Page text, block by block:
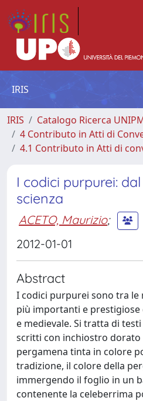
IRIS
IRIS
Catalogo Ricerca
4 Contributo in Atti di
4.1 Contributo in Atti di
I codici purpurei:
scienza
ACETO, Maurizio;
2012-01-01
Abstract
I codici purpurei sono tra le
più importanti e prestigiose
e medievale. Si tratta di
scritti con inchiostro dorato
pergamena tinta in colore
tradizione, il colore della
immergendo il foglio in un
contenente la celeberrima